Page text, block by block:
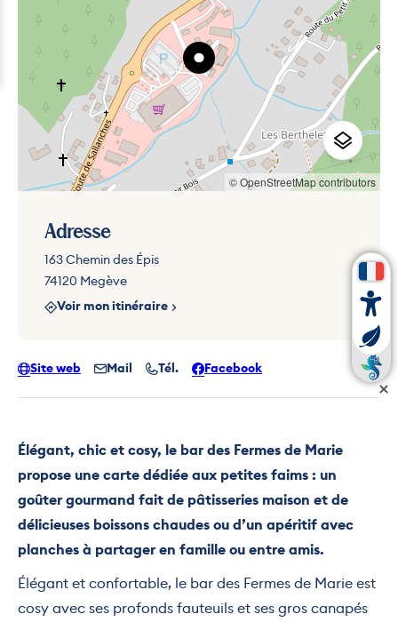
Élégant, chic et cosy, le bar des Fermes de Marie
propose une carte dédiée aux petites faims : un
goûter gourmand fait de pâtisseries maison et de
délicieuses boissons chaudes ou d’un apéritif avec
planches à partager en famille ou entre amis.
Élégant et confortable, le bar des Fermes de Marie est
cosy avec ses profonds fauteuils et ses gros canapés
© OpenStreetMap contributors
Adresse
163 Chemin des Épis
74120 Megève
Voir mon itinéraire
Site web Mail Tél. Facebook